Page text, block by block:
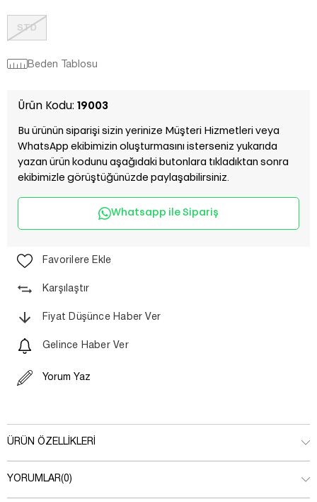
STD
Beden Tablosu
Ürün Kodu: 19003
Bu ürünün siparişi sizin yerinize Müşteri Hizmetleri veya
WhatsApp ekibimizin oluşturmasını isterseniz yukarıda
yazan ürün kodunu aşağıdaki butonlara tıkladıktan sonra
ekibimizle görüştüğünüzde paylaşabilirsiniz.
Whatsapp ile Sipariş
Favorilere Ekle
Karşılaştır
Fiyat Düşünce Haber Ver
Gelince Haber Ver
Yorum Yaz
ÜRÜN ÖZELLIKLERI
YORUMLAR(0)